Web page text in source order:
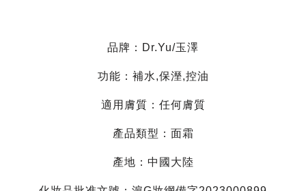
品牌：Dr.Yu/玉澤
功能：補水,保溼,控油
適用膚質：任何膚質
產品類型：面霜
產地：中國大陸